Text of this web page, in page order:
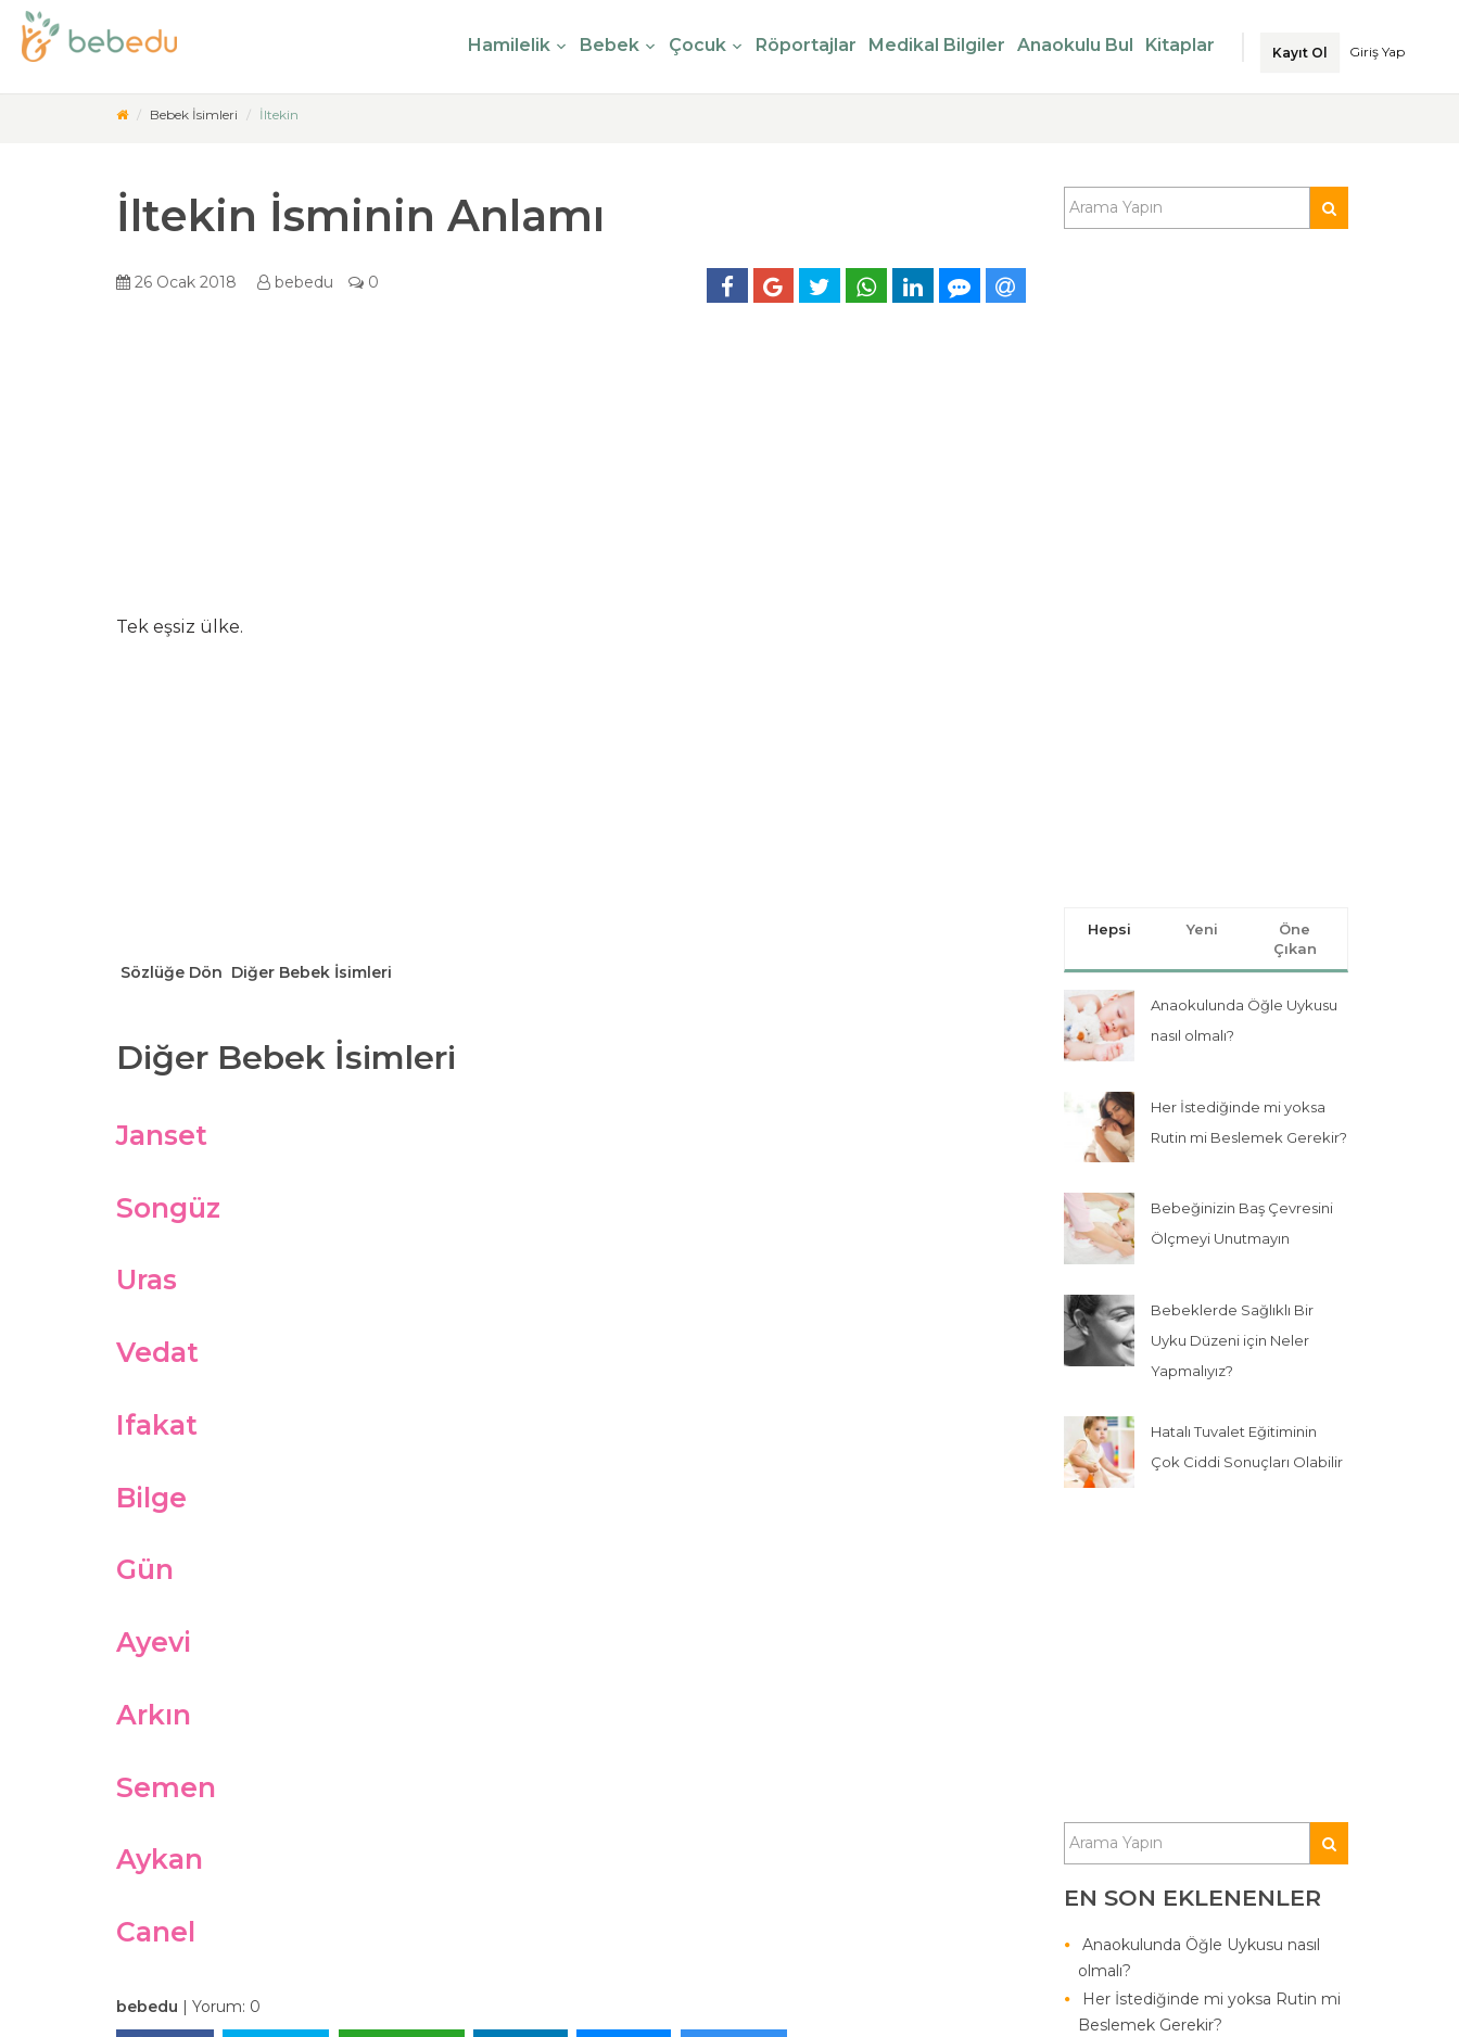
Hamilelik Bebek Çocuk Röportajlar Medikal Bilgiler Anaokulu Bul Kitaplar Kayıt Ol Giriş Yap
Bebek İsimleri İltekin
İltekin İsminin Anlamı
26 Ocak 2018 bebedu 0
Tek eşsiz ülke.
Sözlüğe Dön Diğer Bebek İsimleri
Diğer Bebek İsimleri
Janset
Songüz
Uras
Vedat
Ifakat
Bilge
Gün
Ayevi
Arkın
Semen
Aykan
Canel
bebedu | Yorum: 0
Hepsi Yeni
Öne
Çıkan
Anaokulunda Öğle Uykusu
nasıl olmalı?
Her İstediğinde mi yoksa
Rutin mi Beslemek Gerekir?
Bebeğinizin Baş Çevresini
Ölçmeyi Unutmayın
Bebeklerde Sağlıklı Bir
Uyku Düzeni için Neler
Yapmalıyız?
Hatalı Tuvalet Eğitiminin
Çok Ciddi Sonuçları Olabilir
EN SON EKLENENLER
Anaokulunda Öğle Uykusu nasıl
olmalı?
Her İstediğinde mi yoksa Rutin mi
Beslemek Gerekir?